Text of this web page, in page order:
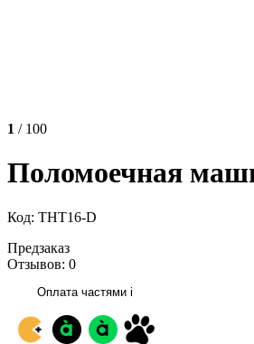
1 / 100
Поломоечная
Код: ТНT16-D
Предзаказ
Отзывов: 0
Оплата частями i